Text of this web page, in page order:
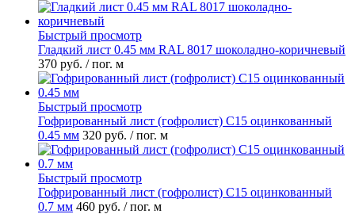
Быстрый просмотр
Гладкий лист 0.45 мм RAL 8017 шоколадно-коричневый
370 руб. / пог. м
Быстрый просмотр
Гофрированный лист (гофролист) С15 оцинкованный
0.45 мм 320 руб. / пог. м
Быстрый просмотр
Гофрированный лист (гофролист) С15 оцинкованный
0.7 мм 460 руб. / пог. м